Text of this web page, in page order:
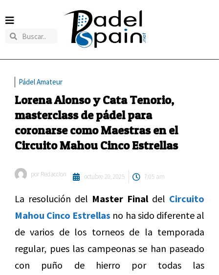
Pádel Amateur
Lorena Alonso y Cata Tenorio,
masterclass de pádel para
coronarse como Maestras en el
Circuito Mahou Cinco Estrellas
por Redaccion octubre 20, 2025 7:05 am
La resolución del Master Finaldel Circuito
Mahou Cinco Estrellas no ha sido diferente al
de varios de los torneos de la temporada
regular, pues las campeonas se han paseado
con puño de hierro por todas las